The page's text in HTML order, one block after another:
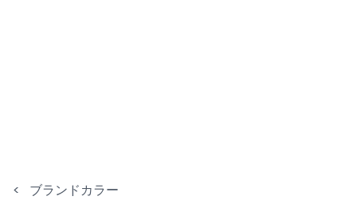
< ブランドカラー